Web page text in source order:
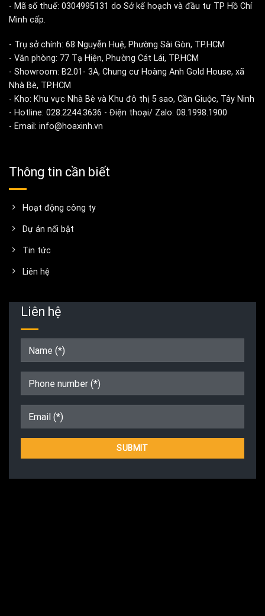
- Mã số thuế: 0304995131 do Sở kế hoạch và đầu tư TP Hồ Chí
Minh cấp.
- Trụ sở chính: 68 Nguyễn Huệ, Phường Sài Gòn, TP.HCM
- Văn phòng: 77 Tạ Hiện, Phường Cát Lái, TP.HCM
- Showroom: B2.01- 3A, Chung cư Hoàng Anh Gold House, xã
Nhà Bè, TP.HCM
- Kho: Khu vực Nhà Bè và Khu đô thị 5 sao, Cần Giuộc, Tây Ninh
- Hotline: 028.2244.3636 - Điện thoại/ Zalo: 08.1998.1900
- Email: info@hoaxinh.vn
Thông tin cần biết
Hoạt động công ty
Dự án nổi bật
Tin tức
Liên hệ
Liên hệ